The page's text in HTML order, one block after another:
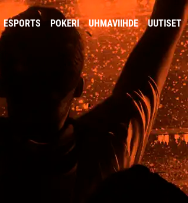
ESPORTS POKERI UHMAVIIHDE UUTISET